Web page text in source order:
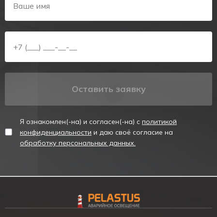
информацию о режиме работы блока.
переключателей
на выходе
ON - OFF 24 - 94 B
OFF - OFF 94 - 120 B
Оставить заявку
Я ознакомлен(-на) и согласен(-на) с политикой
конфиденциальности и даю своё согласие на
обработку персональных данных.